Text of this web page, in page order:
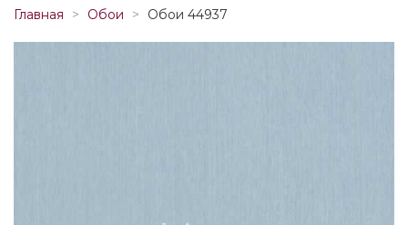
Главная Обои Обои 44937